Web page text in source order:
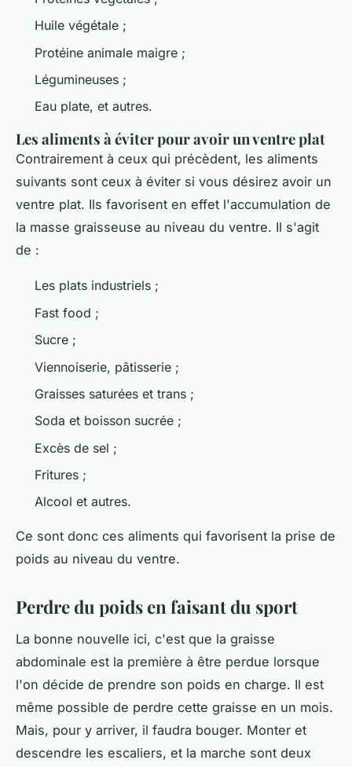
Huile végétale ;
Protéine animale maigre ;
Légumineuses ;
Eau plate, et autres.
Les aliments à éviter pour avoir un ventre plat
Contrairement à ceux qui précèdent, les aliments
suivants sont ceux à éviter si vous désirez avoir un
ventre plat. Ils favorisent en effet l'accumulation de
la masse graisseuse au niveau du ventre. Il s'agit
de :
Les plats industriels ;
Fast food ;
Sucre ;
Viennoiserie, pâtisserie ;
Graisses saturées et trans ;
Soda et boisson sucrée ;
Excès de sel ;
Fritures ;
Alcool et autres.
Ce sont donc ces aliments qui favorisent la prise de
poids au niveau du ventre.
Perdre du poids en faisant du sport
La bonne nouvelle ici, c'est que la graisse
abdominale est la première à être perdue lorsque
l'on décide de prendre son poids en charge. Il est
même possible de perdre cette graisse en un mois.
Mais, pour y arriver, il faudra bouger. Monter et
descendre les escaliers, et la marche sont deux